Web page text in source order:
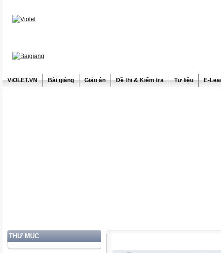
ViOLET.VN Bài giảng Giáo án Đề thi & Kiểm tra Tư liệu E-
THƯ MỤC